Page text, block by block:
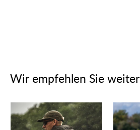
Wir empfehlen Sie weiter